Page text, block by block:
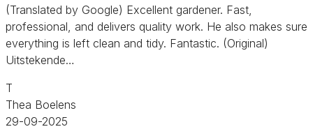
(Translated by Google) Excellent gardener. Fast,
professional, and delivers quality work. He also makes sure
everything is left clean and tidy. Fantastic. (Original)
Uitstekende…
T
Thea Boelens
29-09-2025